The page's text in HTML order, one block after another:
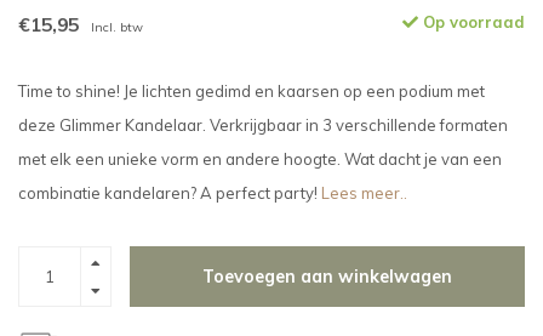
€15,95 Incl. btw Op voorraad
Time to shine! Je lichten gedimd en kaarsen op een podium met
deze Glimmer Kandelaar. Verkrijgbaar in 3 verschillende formaten
met elk een unieke vorm en andere hoogte. Wat dacht je van een
combinatie kandelaren? A perfect party! Lees meer..
Toevoegen aan winkelwagen